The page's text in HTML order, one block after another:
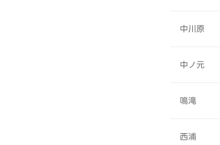
中川原
中ノ元
鳴滝
西浦